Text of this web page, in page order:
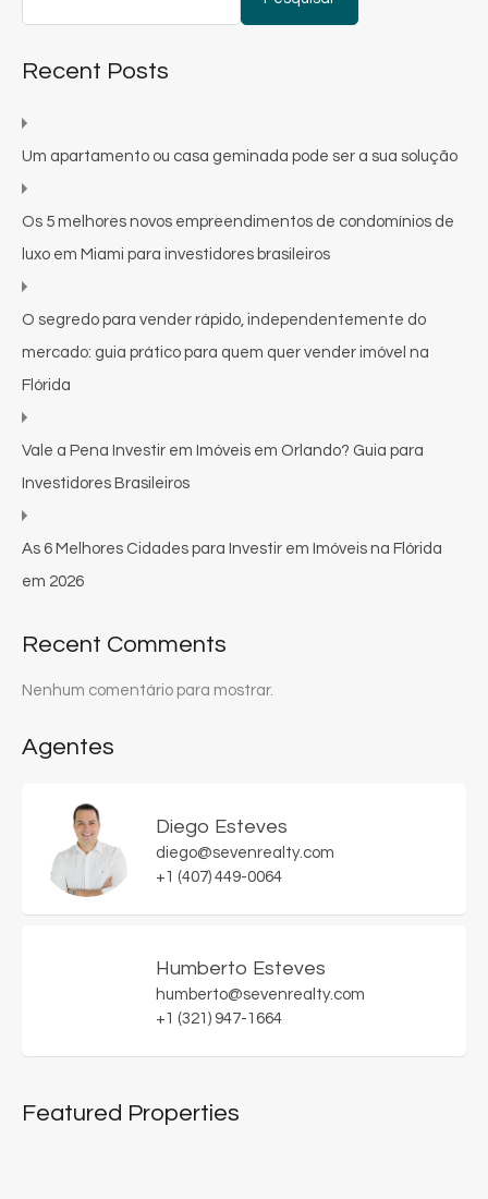
Recent Posts
Um apartamento ou casa geminada pode ser a sua solução
Os 5 melhores novos empreendimentos de condomínios de
luxo em Miami para investidores brasileiros
O segredo para vender rápido, independentemente do
mercado: guia prático para quem quer vender imóvel na
Flórida
Vale a Pena Investir em Imóveis em Orlando? Guia para
Investidores Brasileiros
As 6 Melhores Cidades para Investir em Imóveis na Flórida
em 2026
Recent Comments
Nenhum comentário para mostrar.
Agentes
Diego Esteves
diego@sevenrealty.com
+1 (407) 449-0064
Humberto Esteves
humberto@sevenrealty.com
+1 (321) 947-1664
Featured Properties